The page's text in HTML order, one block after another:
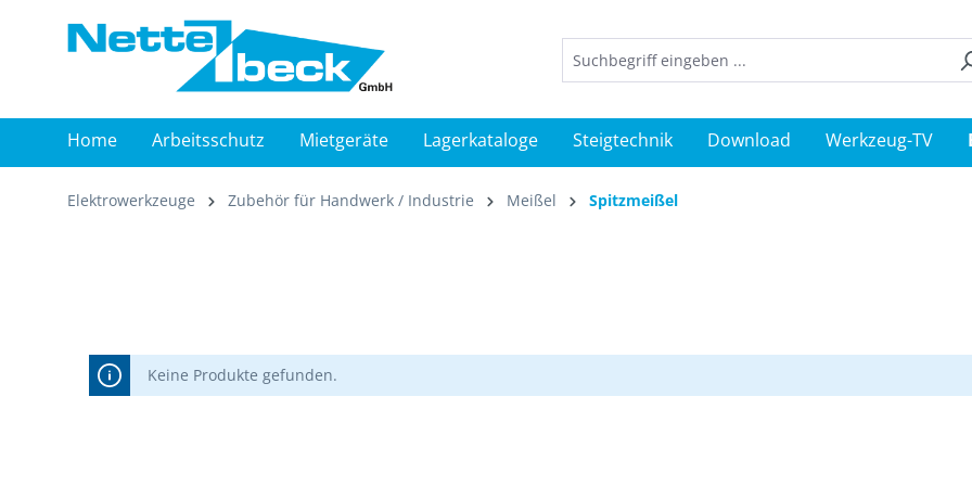
Zur Hauptnavigation springen
Home Arbeitsschutz Mietgeräte Lagerkataloge Steigtechnik Download Werkzeug-TV
Elektrowerkzeuge Zubehör für Handwerk / Industrie Meißel Spitzmeißel
Keine Produkte gefunden.